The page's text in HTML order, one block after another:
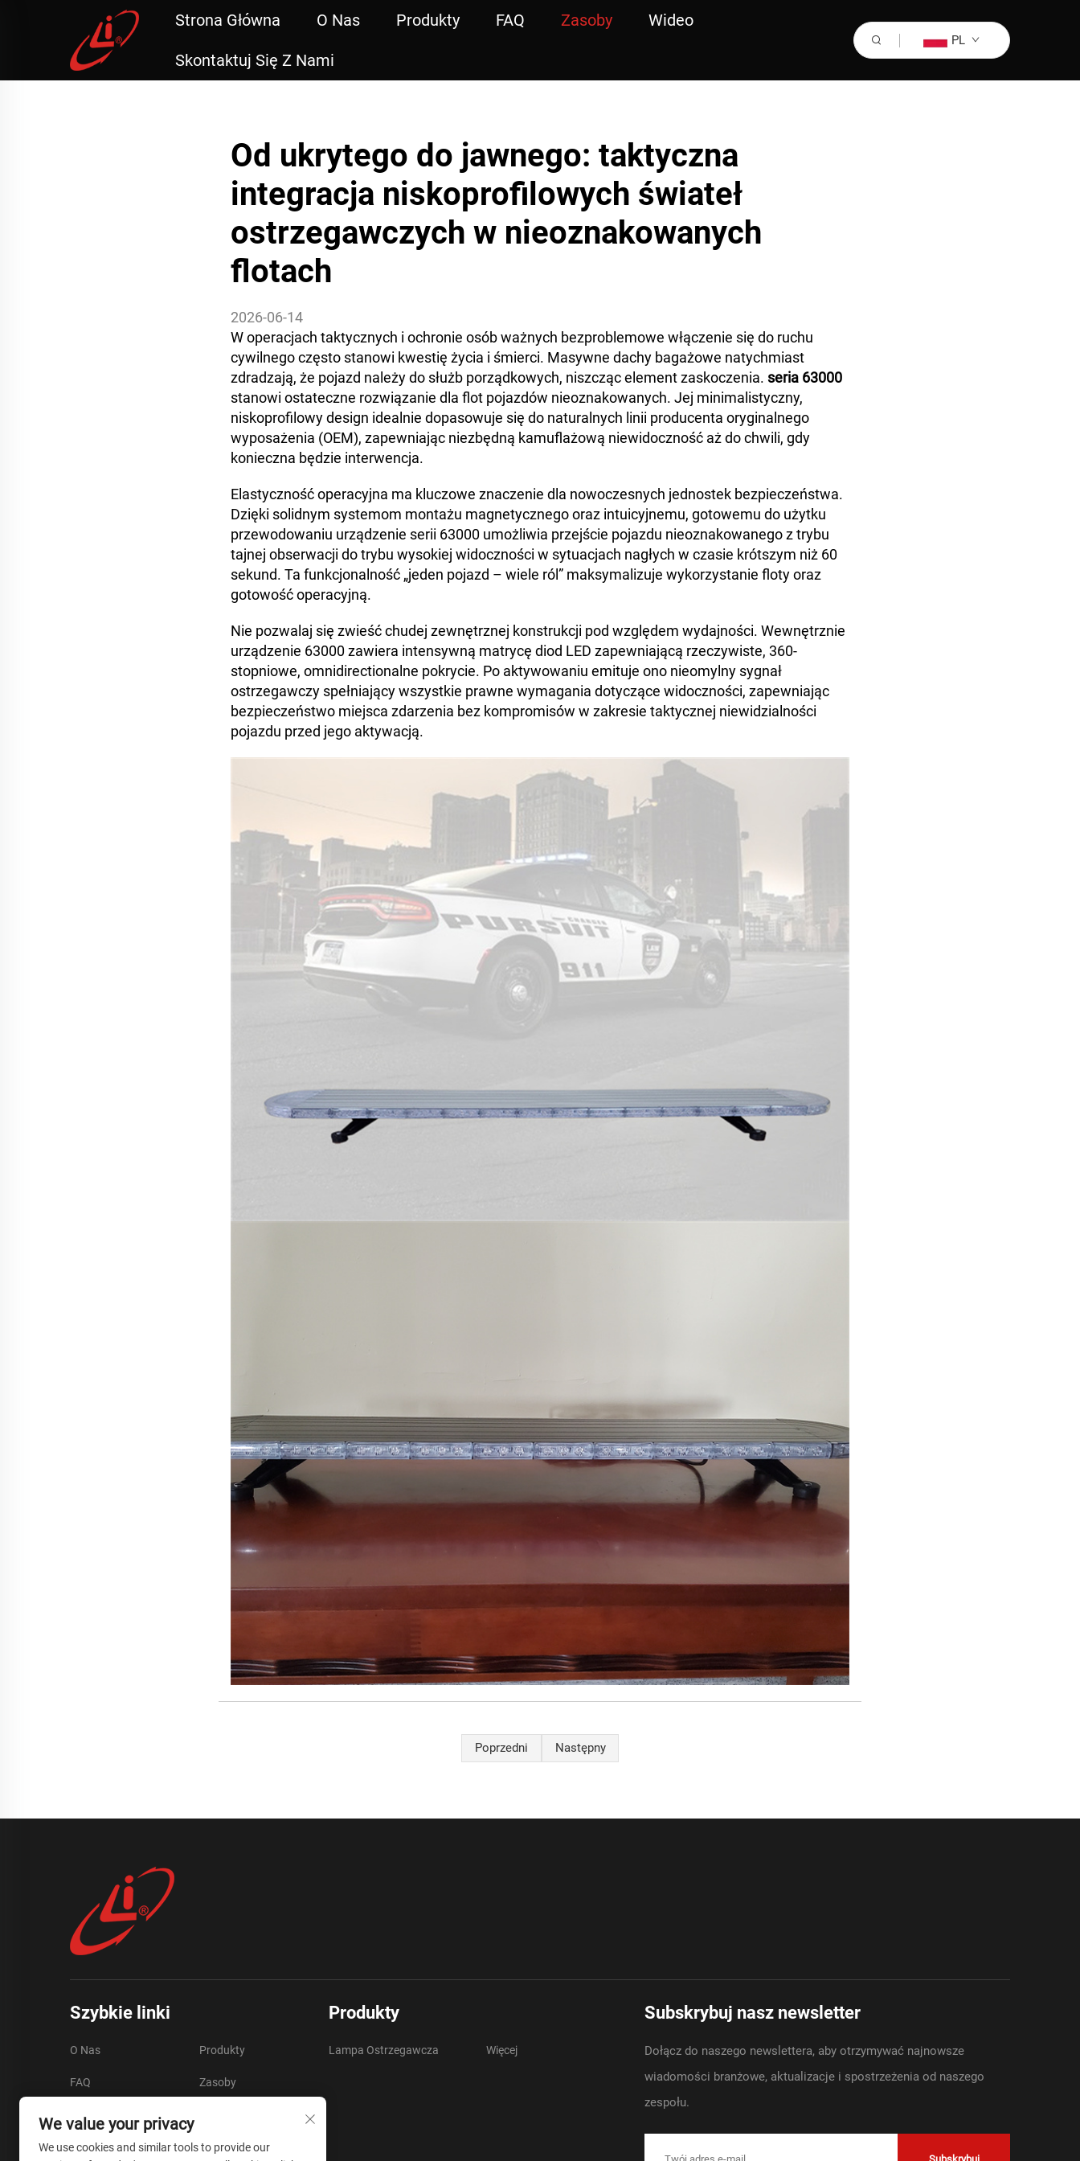
Strona Główna O Nas Produkty FAQ Zasoby Wideo
Skontaktuj Się Z Nami
PL
Od ukrytego do jawnego: taktyczna
integracja niskoprofilowych świateł
ostrzegawczych w nieoznakowanych
flotach
2026-06-14
W operacjach taktycznych i ochronie osób ważnych bezproblemowe włączenie się do ruchu
cywilnego często stanowi kwestię życia i śmierci. Masywne dachy bagażowe natychmiast
zdradzają, że pojazd należy do służb porządkowych, niszcząc element zaskoczenia. seria 63000
stanowi ostateczne rozwiązanie dla flot pojazdów nieoznakowanych. Jej minimalistyczny,
niskoprofilowy design idealnie dopasowuje się do naturalnych linii producenta oryginalnego
wyposażenia (OEM), zapewniając niezbędną kamuflażową niewidoczność aż do chwili, gdy
konieczna będzie interwencja.
Elastyczność operacyjna ma kluczowe znaczenie dla nowoczesnych jednostek bezpieczeństwa.
Dzięki solidnym systemom montażu magnetycznego oraz intuicyjnemu, gotowemu do użytku
przewodowaniu urządzenie serii 63000 umożliwia przejście pojazdu nieoznakowanego z trybu
tajnej obserwacji do trybu wysokiej widoczności w sytuacjach nagłych w czasie krótszym niż 60
sekund. Ta funkcjonalność „jeden pojazd – wiele ról” maksymalizuje wykorzystanie floty oraz
gotowość operacyjną.
Nie pozwalaj się zwieść chudej zewnętrznej konstrukcji pod względem wydajności. Wewnętrznie
urządzenie 63000 zawiera intensywną matrycę diod LED zapewniającą rzeczywiste, 360-
stopniowe, omnidirectionalne pokrycie. Po aktywowaniu emituje ono nieomylny sygnał
ostrzegawczy spełniający wszystkie prawne wymagania dotyczące widoczności, zapewniając
bezpieczeństwo miejsca zdarzenia bez kompromisów w zakresie taktycznej niewidzialności
pojazdu przed jego aktywacją.
Poprzedni Następny
Szybkie linki
O Nas Produkty
FAQ Zasoby
Wideo Skontaktuj Się Z Nami
Blog
Produkty
Lampa Ostrzegawcza Więcej
Subskrybuj nasz newsletter
Dołącz do naszego newslettera, aby otrzymywać najnowsze
wiadomości branżowe, aktualizacje i spostrzeżenia od naszego
zespołu.
We value your privacy
We use cookies and similar tools to provide our